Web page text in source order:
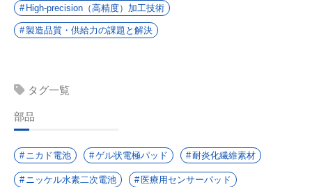
High-precision（高精度）加工技術
製造品質・供給力の課題と解決
タグ一覧
部品
ニカド電池 ゲル状電極パッド 耐炎化繊維素材
ニッケル水素二次電池 医療用センサーパッド